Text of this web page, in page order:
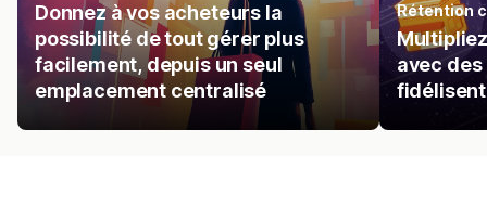
Donnez à vos acheteurs la
possibilité de tout gérer plus
facilement, depuis un seul
emplacement centralisé
Rétention
avec